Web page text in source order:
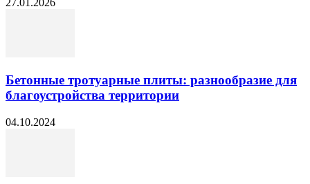
Бетонные тротуарные плиты: разнообразие для
благоустройства территории
04.10.2024